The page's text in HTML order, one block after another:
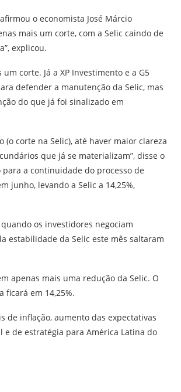
o economista José Márcio
mais um corte, com a Selic caindo de
explicou.
corte. Já a XP Investimento e a G5
defender a manutenção da Selic, mas
do que já foi sinalizado em
corte na Selic), até haver maior clareza
que já se materializam”, disse o
a continuidade do processo de
junho, levando a Selic a 14,25%,
os investidores negociam
estabilidade da Selic este mês saltaram
apenas mais uma redução da Selic. O
ficará em 14,25%.
de inflação, aumento das expectativas
e de estratégia para América Latina do